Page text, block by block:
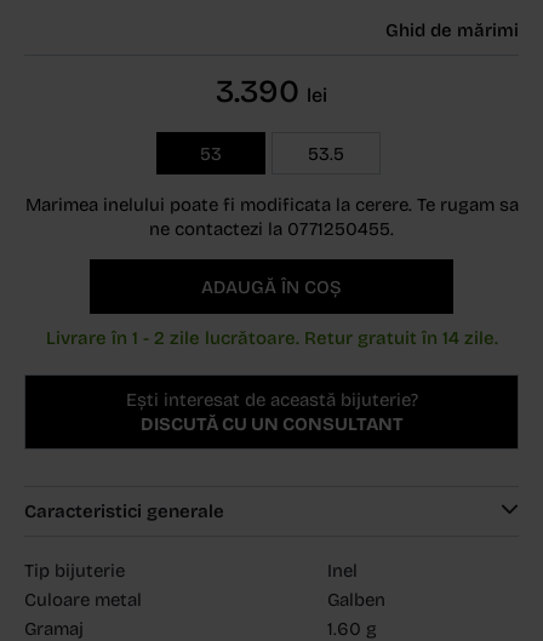
Ghid de mărimi
3.390 lei
53 53.5
Marimea inelului poate fi modificata la cerere. Te rugam sa
ne contactezi la 0771250455.
ADAUGĂ ÎN COȘ
Livrare în 1 - 2 zile lucrătoare. Retur gratuit în 14 zile.
Ești interesat de această bijuterie?
DISCUTĂ CU UN CONSULTANT
Caracteristici generale
Tip bijuterie
Inel
Culoare metal
Galben
Gramaj
1.60 g